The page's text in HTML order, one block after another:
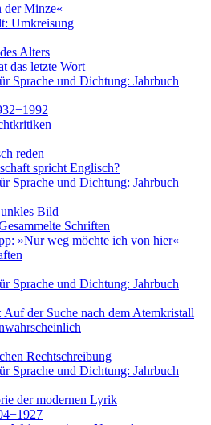
der Minze«
Umkreisung
Alters
das letzte Wort
Sprache und Dichtung: Jahrbuch
reden
spricht Englisch?
Sprache und Dichtung: Jahrbuch
Bild
Schriften
»Nur weg möchte ich von hier«
Sprache und Dichtung: Jahrbuch
der Suche nach dem Atemkristall
Rechtschreibung
Sprache und Dichtung: Jahrbuch
der modernen Lyrik